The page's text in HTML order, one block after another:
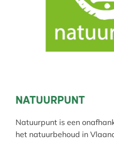
NATUURPUNT
Natuurpunt is een
het natuurbehoud in